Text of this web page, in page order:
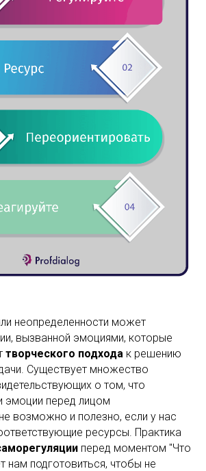
неопределенности может
вызванной эмоциями, которые
творческого подхода к решению
Существует множество
о том, что
эмоции перед лицом
возможно и полезно, если у нас
ресурсы. Практика
перед моментом "Что
нам подготовиться, чтобы не